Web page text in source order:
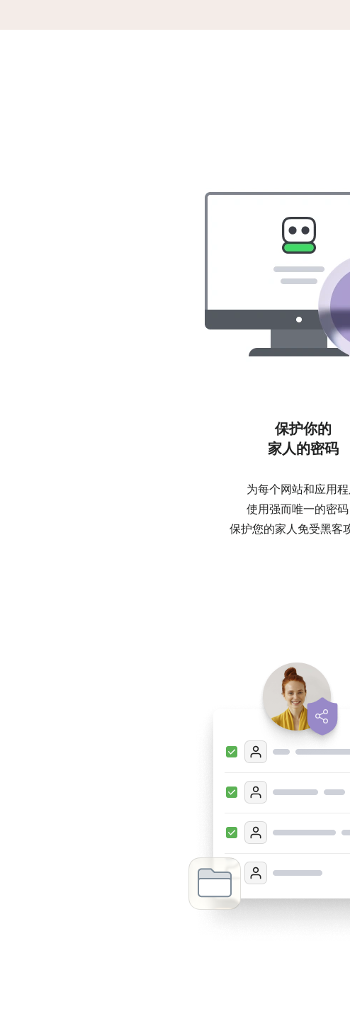
保护你的
家人的密码
为每个网站和应用
使用强而唯一的密码
保护您的家人免受黑客